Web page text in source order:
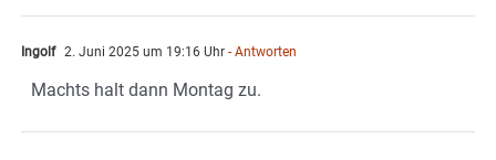
Ingolf 2. Juni 2025 um 19:16 Uhr - Antworten
Machts halt dann Montag zu.